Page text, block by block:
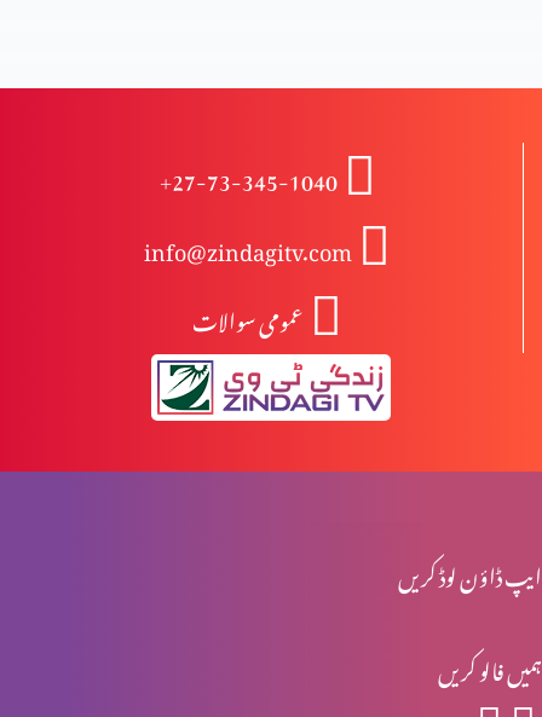
جنت کی زمانت کیسے؟ اسلام اور مسیحیت
روزہ، علما اور کتب کی روشنی میں. Part 1
کیا (عیسٰی) مسیح کسی نبی کے امتی بن کر آئیں گے؟ Part 2
کیا (عیسٰی) مسیح کسی نبی کے امتی بن کر آئیں گے؟ Part 1
+27-73-345-1040
info@zindagitv.com
عمومی سوالات
ایپ ڈاؤن لوڈ کریں
ہمیں فالو کریں